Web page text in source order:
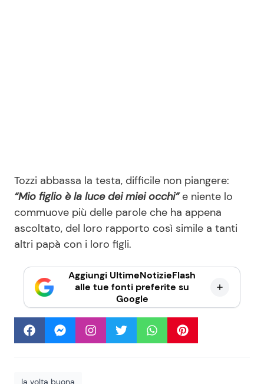
Tozzi abbassa la testa, difficile non piangere:
“Mio figlio è la luce dei miei occhi”e niente lo
commuove più delle parole che ha appena
ascoltato, del loro rapporto così simile a tanti
altri papà con i loro figli.
Aggiungi UltimeNotizieFlash
alle tue fonti preferite su
Google
la volta buona